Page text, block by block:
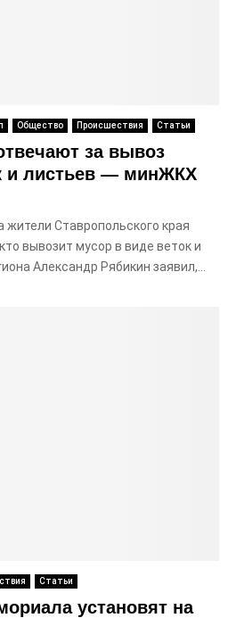
Общество Происшествия Статьи
за вывоз
и листьев — минЖКХ
жители Ставропольского края
вывозит мусор в виде веток и
Александр Рябикин заявил,...
Статьи
установят на